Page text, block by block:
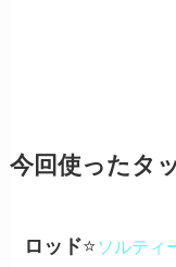
今回使ったタ
ロッド⭐️ソルティ